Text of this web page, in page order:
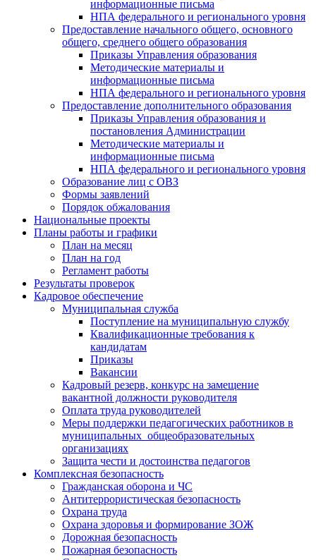
информационные письма
НПА федерального и регионального уровня
Предоставление начального общего, основного
общего, среднего общего образования
Приказы Управления образования
Методические материалы и
информационные письма
НПА федерального и регионального уровня
Предоставление дополнительного образования
Приказы Управления образования и
постановления Администрации
Методические материалы и
информационные письма
НПА федерального и регионального уровня
Образование лиц с ОВЗ
Формы заявлений
Порядок обжалования
Национальные проекты
Планы работы и графики
План на месяц
План на год
Регламент работы
Результаты проверок
Кадровое обеспечение
Муниципальная служба
Поступление на муниципальную службу
Квалификационные требования к
кандидатам
Приказы
Вакансии
Кадровый резерв, конкурс на замещение
вакантной должности руководителя
Оплата труда руководителей
Меры поддержки педагогических работников в
муниципальных общеобразовательных
организациях
Защита чести и достоинства педагогов
Комплексная безопасность
Гражданская оборона и ЧС
Антитеррористическая безопасность
Охрана труда
Охрана здоровья и формирование ЗОЖ
Дорожная безопасность
Пожарная безопасность